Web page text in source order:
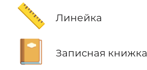
📏 Линейка
📔 Записная книжка